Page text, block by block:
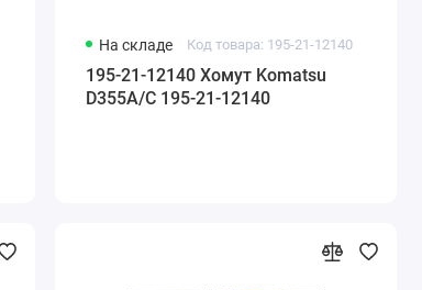
На складе Код товара: 195-21-12140
195-21-12140 Хомут Komatsu
D355A/C 195-21-12140